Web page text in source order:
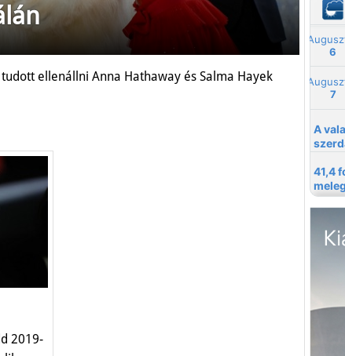
ellenállni Anna Hathaway és Salma Hayek
2019-